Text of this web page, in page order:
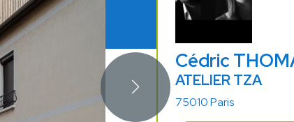
Cédric
ATELIER TZA
75010 Paris